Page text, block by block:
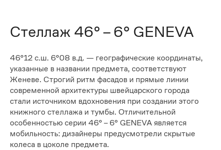
Стеллаж 46° – 6° GENEVA
46°12 с.ш. 6°08 в.д. — географические координаты,
указанные в названии предмета, соответствуют
Женеве. Строгий ритм фасадов и прямые линии
современной архитектуры швейцарского города
стали источником вдохновения при создании этого
книжного стеллажа и тумбы. Отличительной
особенностью серии 46° – 6° GENEVA является
мобильность: дизайнеры предусмотрели скрытые
колеса в цоколе предмета.